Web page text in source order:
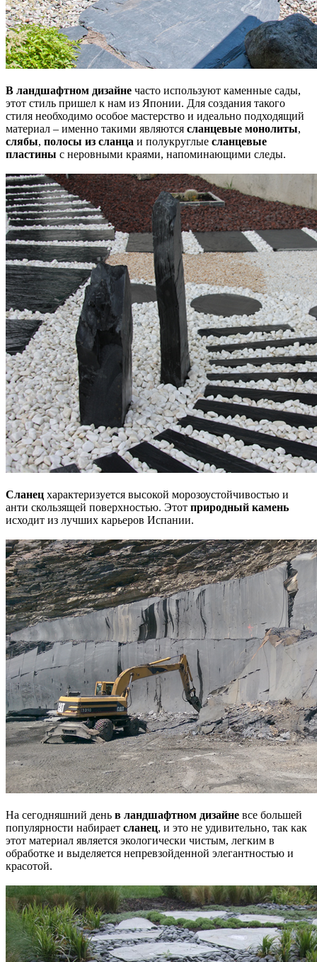
В ландшафтном дизайне часто используют каменные сады,
этот стиль пришел к нам из Японии. Для создания такого
стиля необходимо особое мастерство и идеально подходящий
материал – именно такими являются сланцевые монолиты,
слябы, полосы из сланца и полукруглые сланцевые
пластины с неровными краями, напоминающими следы.
Сланец характеризуется высокой морозоустойчивостью и
анти скользящей поверхностью. Этот природный камень
исходит из лучших карьеров Испании.
На сегодняшний день в ландшафтном дизайне все большей
популярности набирает сланец, и это не удивительно, так как
этот материал является экологически чистым, легким в
обработке и выделяется непревзойденной элегантностью и
красотой.